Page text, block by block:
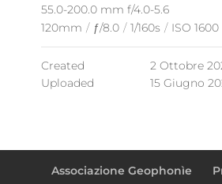
55.0-200.0 mm f/4.0-5.6
120mm / ƒ/8.0 / 1/160s / ISO 1600
Created
2 Ottobre
Uploaded
15 Giugno
Associazione Geophonìe